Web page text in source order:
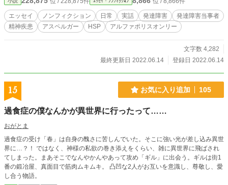
エッセイ ノンフィクション 日常 実話 発達障害
発達障害当事者
精神疾患
アスペルガー HSP アルファポリスオンリー
文字数 4,282
最終更新日 2022.06.14
登録日 2022.06.14
15 お気に入り追加 105
過食症の僕なんかが異世界に行ったって……
おがとま
過食症の受け「春」は自身の醜さに苦しんでいた。そこに強い光が差し込み異世
界に…？！ ではなく、神様の私欲の巻き添えをくらい、雑に異世界に飛ばされ
てしまった。まあそこでなんやかんやあって攻め「ギル」に出会う。ギルは街1
番の鍛冶屋、真面目で筋肉ムキムキ。 凸凹な2人がお互いを意識し、尊敬し、愛
し合う物語。